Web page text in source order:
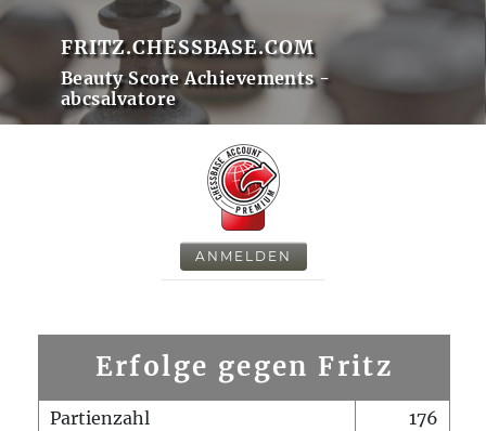
FRITZ.CHESSBASE.COM
Beauty Score Achievements -
abcsalvatore
ANMELDEN
Erfolge gegen Fritz
Partienzahl
176